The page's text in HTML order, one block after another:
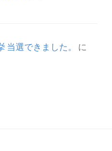
当選できました。
に